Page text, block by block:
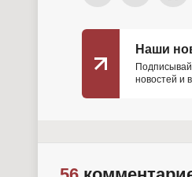
Наши
новостей и